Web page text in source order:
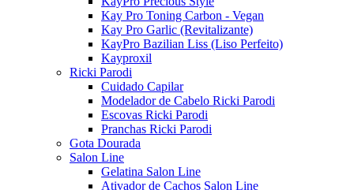
Kay Pro Toning Carbon - Vegan
Kay Pro Garlic (Revitalizante)
KayPro Bazilian Liss (Liso Perfeito)
Kayproxil
Ricki Parodi
Cuidado Capilar
Modelador de Cabelo Ricki Parodi
Escovas Ricki Parodi
Pranchas Ricki Parodi
Gota Dourada
Salon Line
Gelatina Salon Line
Ativador de Cachos Salon Line